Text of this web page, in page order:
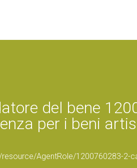
del bene
per i beni
AgentRole/1200760283-2-